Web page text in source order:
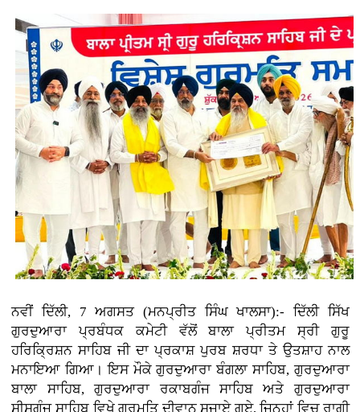
ਨਵੀਂ ਦਿੱਲੀ, 7 ਅਗਸਤ (ਮਨਪ੍ਰੀਤ ਸਿੰਘ ਖਾਲਸਾ):- ਦਿੱਲੀ ਸਿੱਖ
ਗੁਰਦੁਆਰਾ ਪ੍ਰਬੰਧਕ ਕਮੇਟੀ ਵੱਲੋਂ ਬਾਲਾ ਪ੍ਰੀਤਮ ਸ੍ਰੀ ਗੁਰੂ
ਹਰਿਕ੍ਰਿਸ਼ਨ ਸਾਹਿਬ ਜੀ ਦਾ ਪ੍ਰਕਾਸ਼ ਪੁਰਬ ਸ਼ਰਧਾ ਤੇ ਉਤਸ਼ਾਹ ਨਾਲ
ਮਨਾਇਆ ਗਿਆ। ਇਸ ਮੌਕੇ ਗੁਰਦੁਆਰਾ ਬੰਗਲਾ ਸਾਹਿਬ, ਗੁਰਦੁਆਰਾ
ਬਾਲਾ ਸਾਹਿਬ, ਗੁਰਦੁਆਰਾ ਰਕਾਬਗੰਜ ਸਾਹਿਬ ਅਤੇ ਗੁਰਦੁਆਰਾ
ਸੀਸਗੰਜ ਸਾਹਿਬ ਵਿਖੇ ਗੁਰਮਤਿ ਦੀਵਾਨ ਸਜਾਏ ਗਏ, ਜਿਨ੍ਹਾਂ ਵਿਚ ਰਾਗੀ